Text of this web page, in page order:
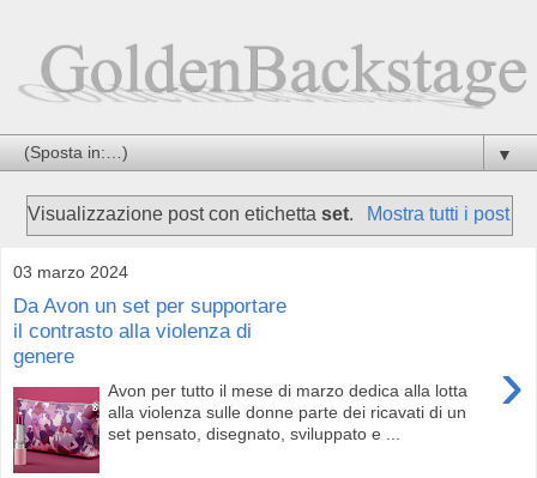
▼
Visualizzazione post con etichettaset. Mostra tutti i post
03 marzo 2024
Da Avon un set per supportare
il contrasto alla violenza di
genere
›
Avon per tutto il mese di marzo dedica alla lotta
alla violenza sulle donne parte dei ricavati di un
set pensato, disegnato, sviluppato e ...